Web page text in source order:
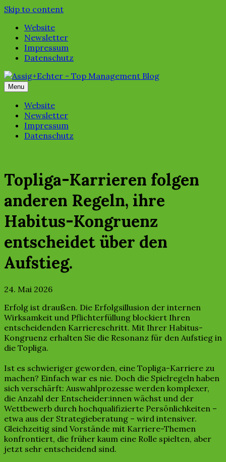
Skip to content
Website
Newsletter
Impressum
Datenschutz
Menu
Website
Newsletter
Impressum
Datenschutz
Topliga-Karrieren folgen
anderen Regeln, ihre
Habitus-Kongruenz
entscheidet über den
Aufstieg.
24. Mai 2026
Erfolg ist draußen. Die Erfolgsillusion der internen
Wirksamkeit und Pflichterfüllung blockiert Ihren
entscheidenden Karriereschritt. Mit Ihrer Habitus-
Kongruenz erhalten Sie die Resonanz für den Aufstieg in
die Topliga.
Ist es schwieriger geworden, eine Topliga-Karriere zu
machen? Einfach war es nie. Doch die Spielregeln haben
sich verschärft: Auswahlprozesse werden komplexer,
die Anzahl der Entscheider:innen wächst und der
Wettbewerb durch hochqualifizierte Persönlichkeiten –
etwa aus der Strategieberatung – wird intensiver.
Gleichzeitig sind Vorstände mit Karriere-Themen
konfrontiert, die früher kaum eine Rolle spielten, aber
jetzt sehr entscheidend sind.